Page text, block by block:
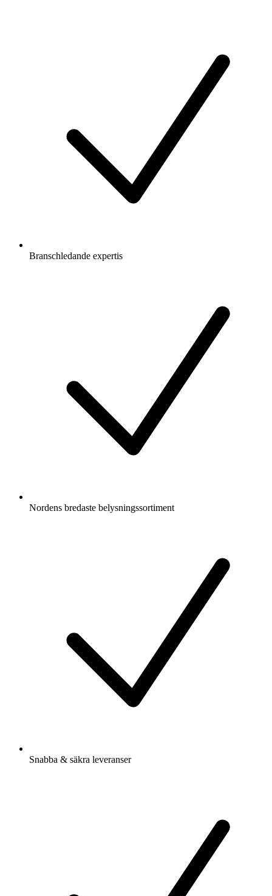
Branschledande expertis
Nordens bredaste belysningssortiment
Snabba & säkra leveranser